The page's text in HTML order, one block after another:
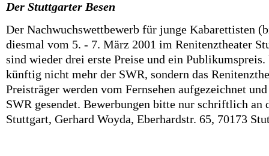
Der Stuttgarter Besen
Der Nachwuchswettbewerb für junge Kabarettisten
diesmal vom 5. - 7. März 2001 im Renitenztheater
sind wieder drei erste Preise und ein
künftig nicht mehr der SWR, sondern das
Preisträger werden vom Fernsehen aufgezeichnet
SWR gesendet. Bewerbungen bitte nur schriftlich an
Stuttgart, Gerhard Woyda, Eberhardstr. 65, 70173